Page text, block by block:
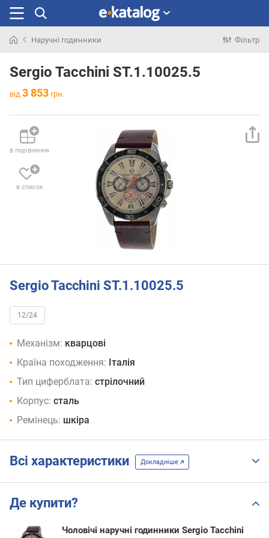
раніше
Наручні годинники Фільтр
Sergio Tacchini ST.1.10025.5
від 3 853 грн.
в порівняння
в список
Sergio Tacchini ST.1.10025.5
12/24
Механізм: кварцові
Країна походження: Італія
Тип циферблата: стрілочний
Корпус: сталь
Ремінець: шкіра
Всі характеристики Докладніше
Де купити?
Чоловічі наручні годинники Sergio Tacchini